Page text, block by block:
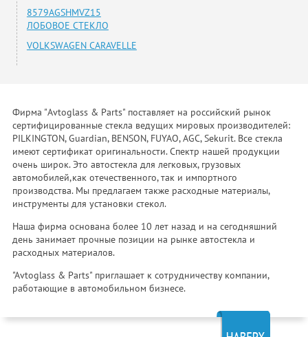
8579AGSHMVZ15
ЛОБОВОЕ СТЕКЛО
VOLKSWAGEN CARAVELLE
Фирма "Avtoglass & Parts" поставляет на российский рынок
сертифицированные стекла ведущих мировых производителей:
PILKINGTON, Guardian, BENSON, FUYAO, AGC, Sekurit. Все стекла
имеют сертификат оригинальности. Спектр нашей продукции
очень широк. Это автостекла для легковых, грузовых
автомобилей,как отечественного, так и импортного
производства. Мы предлагаем также расходные материалы,
инструменты для установки стекол.
Наша фирма основана более 10 лет назад и на сегодняшний
день занимает прочные позиции на рынке автостекла и
расходных материалов.
"Avtoglass & Parts" приглашает к сотрудничеству компании,
работающие в автомобильном бизнесе.